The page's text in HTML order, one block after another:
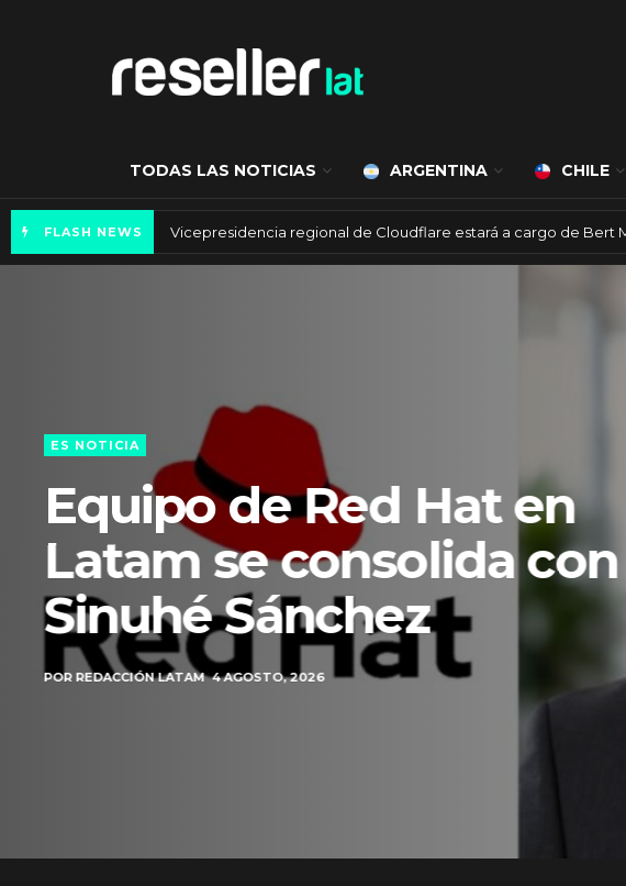
TODAS LAS NOTICIAS ARGENTINA CHILE
FLASH NEWS Axis Communications y Guatemala crean una ciudad inteligente
ES NOTICIA
Equipo de Red Hat en
Latam se consolida con
Sinuhé Sánchez
POR REDACCIÓN LATAM 4 AGOSTO, 2026